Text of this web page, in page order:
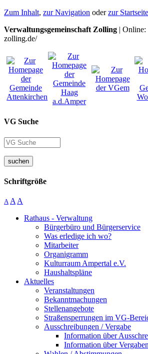
Zum Inhalt, zur Navigation oderzur Startseite
Verwaltungsgemeinschaft Zolling |
zolling.de/
VG Suche
suchen
Schriftgröße
A A A
Rathaus - Verwaltung
Bürgerbüro und Bürgerservice
Was erledige ich wo?
Mitarbeiter
Organigramm
Kulturraum Ampertal e.V.
Haushaltspläne
Aktuelles
Veranstaltungen
Bekanntmachungen
Stellenangebote
Straßensperrungen im VG-
Ausschreibungen / Vergabe
Information über
Information über Vergaben